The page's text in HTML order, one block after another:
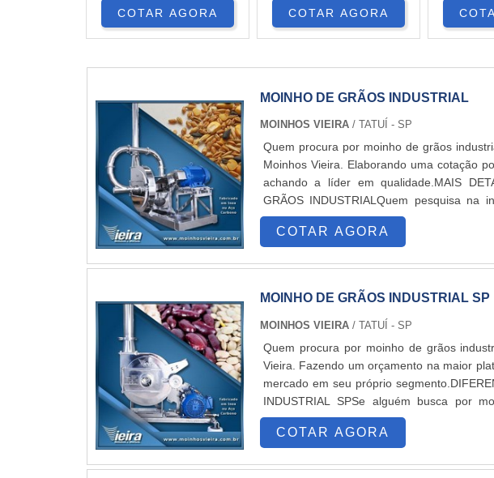
COTAR AGORA COTAR AGORA
MOINHO DE GRÃOS INDUSTRIAL
MOINHOS VIEIRA / TATUÍ - SP
Quem procura por moinho de grãos
Moinhos Vieira. Elaborando uma cotação
achando a líder em qualidade.MAIS
GRÃOS INDUSTRIALQuem pesquisa na
empresa inovadora, encontra na Moinhos
martelo Vieira MC...
COTAR AGORA
MOINHO DE GRÃOS INDUSTRIAL SP
MOINHOS VIEIRA / TATUÍ - SP
Quem procura por moinho de grãos
Vieira. Fazendo um orçamento na maior
mercado em seu próprio
INDUSTRIAL SPSe alguém busca por
inovadora, depara com a Moinhos Vieira.
Vieira MCS 350 (1...
COTAR AGORA